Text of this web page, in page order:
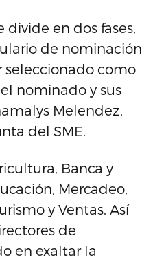
en dos fases,
de nominación
seleccionado como
nominado y sus
Melendez,
del SME.
Banca y
Mercadeo,
y Ventas. Así
de
en exaltar la